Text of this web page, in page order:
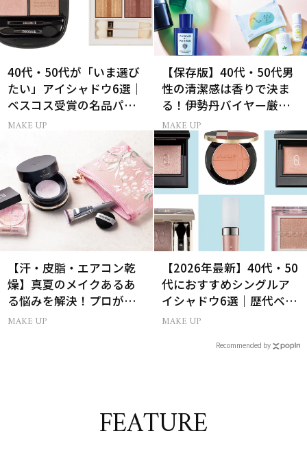
40代・50代が「いま選び
たい」アイシャドウ6選｜
ベスコス受賞の名品パレ
ット＆単色アイカラー
MAKE UP
【保存版】40代・50代男
性の清潔感は香りで決ま
る！伊勢丹バイヤー厳選
フレグランス15選
MAKE UP
【汗・皮脂・エアコン乾
燥】真夏のメイクあるあ
る悩みを解決！プロが教
えるパウダー活用術
MAKE UP
【2026年最新】40代・50
代におすすめシングルア
イシャドウ6選｜歴代ベス
トコスメ受賞まとめ
MAKE UP
Recommended by
FEATURE